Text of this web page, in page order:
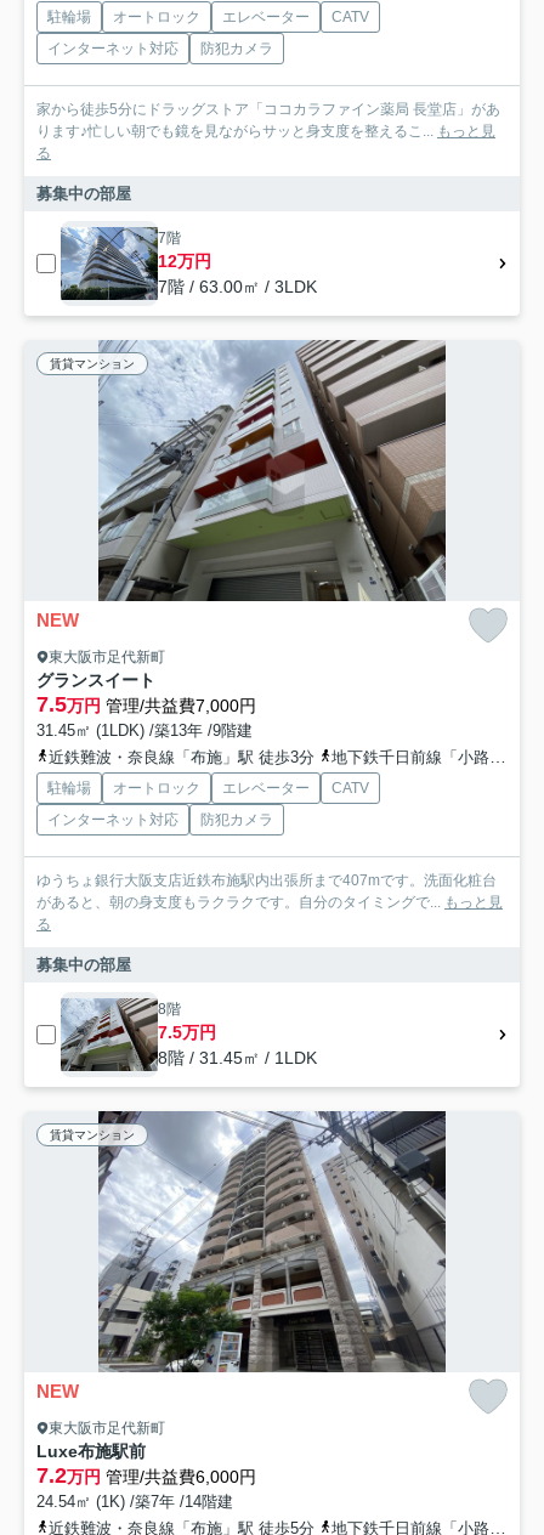
駐輪場 オートロック エレベーター
CATV
インターネット対応
防犯カメラ
家から徒歩5分にドラッグストア「ココカラファイン薬局 長堂店」があ
ります♪忙しい朝でも鏡を見ながらサッと身支度を整えるこ... もっと見
る
募集中の部屋
7階
12万円
7階 / 63.00㎡ / 3LDK
賃貸マンション
NEW
東大阪市足代新町
グランスイート
7.5万円 管理/共益費7,000円
31.45㎡ (1LDK) /築13年 /9階建
近鉄難波・奈良線「布施」駅 徒歩3分
地下鉄千日前線「小路」駅 徒歩5分
駐輪場 オートロック エレベーター
CATV
インターネット対応
防犯カメラ
ゆうちょ銀行大阪支店近鉄布施駅内出張所まで407mです。洗面化粧台
があると、朝の身支度もラクラクです。自分のタイミングで... もっと見
る
募集中の部屋
8階
7.5万円
8階 / 31.45㎡ / 1LDK
賃貸マンション
NEW
東大阪市足代新町
Luxe布施駅前
7.2万円 管理/共益費6,000円
24.54㎡ (1K) /築7年 /14階建
近鉄難波・奈良線「布施」駅 徒歩5分
地下鉄千日前線「小路」駅 徒歩5分